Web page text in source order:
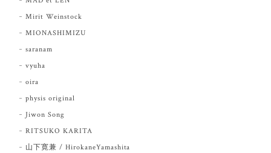
Mirit Weinstock
MIONASHIMIZU
saranam
vyuha
oira
physis original
Jiwon Song
RITSUKO KARITA
山下寛兼 / HirokaneYamashita